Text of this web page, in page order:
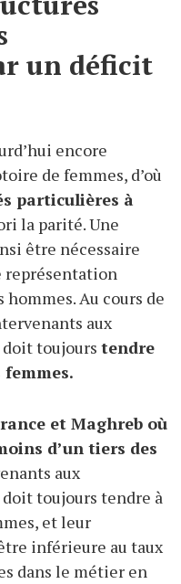
un déficit
encore
de femmes, d’où
particulières à
la parité. Une
être nécessaire
représentation
Au cours de
aux
toujours tendre
et Maghreb où
d’un tiers des
aux
toujours tendre à
et leur
inférieure au taux
dans le métier en